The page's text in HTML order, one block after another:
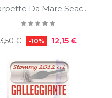
Da Mare Seac...
€ -10% Prezzo
12,15 €